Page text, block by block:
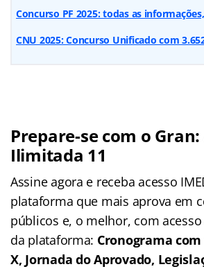
Concurso PF 2025: todas as
CNU 2025: Concurso Unificado com
Prepare-se com o
Ilimitada 11
Assine agora e receba acesso
plataforma que mais aprova em
públicos e, o melhor, com
da plataforma: Cronograma
X, Jornada do Aprovado,